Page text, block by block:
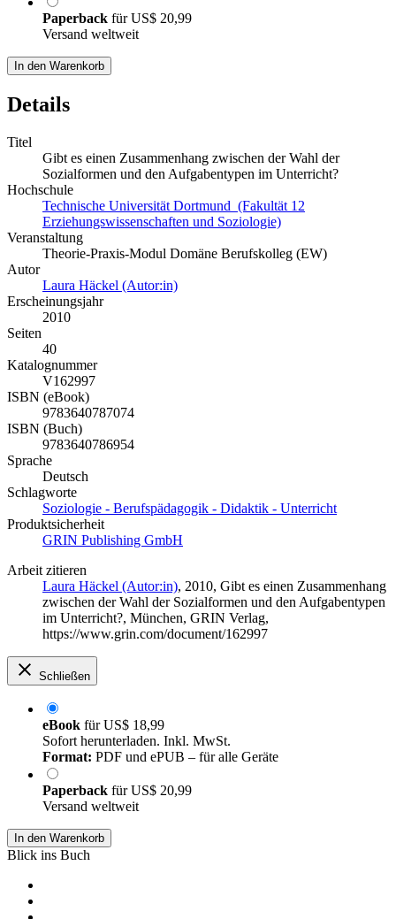
Paperback fürUS$ 20,99
Versand weltweit
In den Warenkorb
Details
Titel
Gibt es einen Zusammenhang zwischen der Wahl der
Sozialformen und den Aufgabentypen im Unterricht?
Hochschule
Technische Universität Dortmund (Fakultät 12
Erziehungswissenschaften und Soziologie)
Veranstaltung
Theorie-Praxis-Modul Domäne Berufskolleg (EW)
Autor
Laura Häckel (Autor:in)
Erscheinungsjahr
2010
Seiten
40
Katalognummer
V162997
ISBN (eBook)
9783640787074
ISBN (Buch)
9783640786954
Sprache
Deutsch
Schlagworte
Soziologie - Berufspädagogik - Didaktik - Unterricht
Produktsicherheit
GRIN Publishing GmbH
Arbeit zitieren
Laura Häckel (Autor:in), 2010, Gibt es einen Zusammenhang
zwischen der Wahl der Sozialformen und den Aufgabentypen
im Unterricht?, München, GRIN Verlag,
https://www.grin.com/document/162997
Schließen
eBook fürUS$ 18,99
Sofort herunterladen. Inkl. MwSt.
Format: PDF und ePUB – für alle Geräte
Paperback fürUS$ 20,99
Versand weltweit
In den Warenkorb
Blick ins Buch